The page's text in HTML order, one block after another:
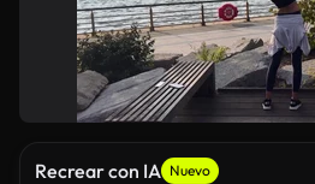
Recrear con IA Nuevo